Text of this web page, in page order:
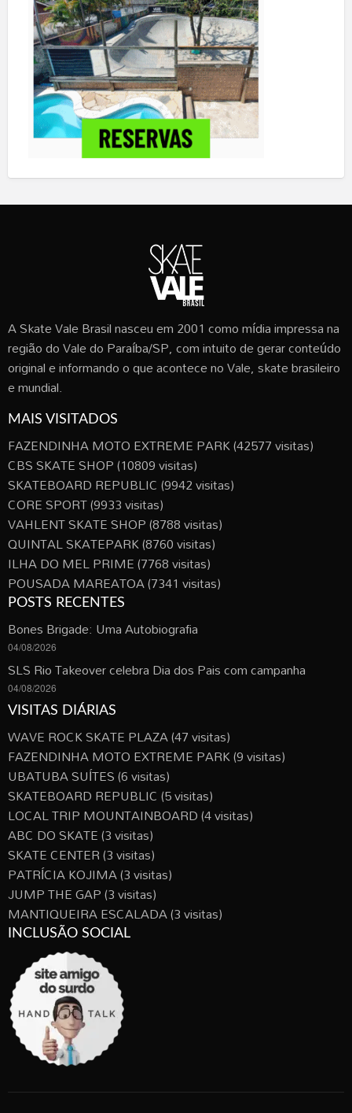
A Skate Vale Brasil nasceu em 2001 como mídia impressa na
região do Vale do Paraíba/SP, com intuito de gerar conteúdo
original e informando o que acontece no Vale, skate brasileiro
e mundial.
MAIS VISITADOS
FAZENDINHA MOTO EXTREME PARK(42577 visitas)
CBS SKATE SHOP(10809 visitas)
SKATEBOARD REPUBLIC(9942 visitas)
CORE SPORT(9933 visitas)
VAHLENT SKATE SHOP(8788 visitas)
QUINTAL SKATEPARK(8760 visitas)
ILHA DO MEL PRIME(7768 visitas)
POUSADA MAREATOA(7341 visitas)
POSTS RECENTES
Bones Brigade: Uma Autobiografia
04/08/2026
SLS Rio Takeover celebra Dia dos Pais com campanha
04/08/2026
VISITAS DIÁRIAS
WAVE ROCK SKATE PLAZA(47 visitas)
FAZENDINHA MOTO EXTREME PARK(9 visitas)
UBATUBA SUÍTES(6 visitas)
SKATEBOARD REPUBLIC(5 visitas)
LOCAL TRIP MOUNTAINBOARD(4 visitas)
ABC DO SKATE(3 visitas)
SKATE CENTER(3 visitas)
PATRÍCIA KOJIMA(3 visitas)
JUMP THE GAP(3 visitas)
MANTIQUEIRA ESCALADA(3 visitas)
INCLUSÃO SOCIAL